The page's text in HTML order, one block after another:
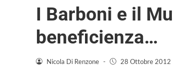
I Barboni e il
beneficienza…
Nicola Di Renzone - 28 Ottobre 2012